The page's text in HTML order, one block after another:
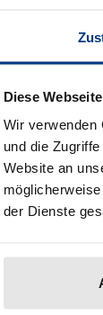
Diese
Wir verwenden
und die
Website an
der Dienste
978-3-